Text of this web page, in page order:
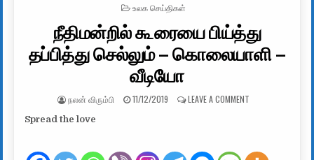
POSTED IN
உலக செய்திகள்
நீதிமன்றில் கூரையை பிய்த்து
தப்பித்து செல்லும் – கொலையாளி –
வீடியோ
AUTHOR:
நலன் விரும்பி PUBLISHED DATE:
11/12/2019 LEAVE A COMMENT
Spread the love